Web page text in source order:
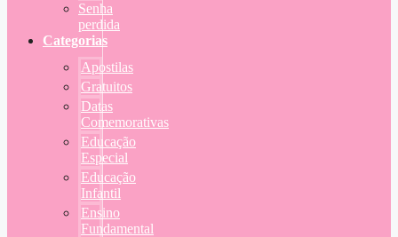
Senha
perdida
Categorias
Apostilas
Gratuitos
Datas
Comemorativas
Educação
Especial
Educação
Infantil
Ensino
Fundamental